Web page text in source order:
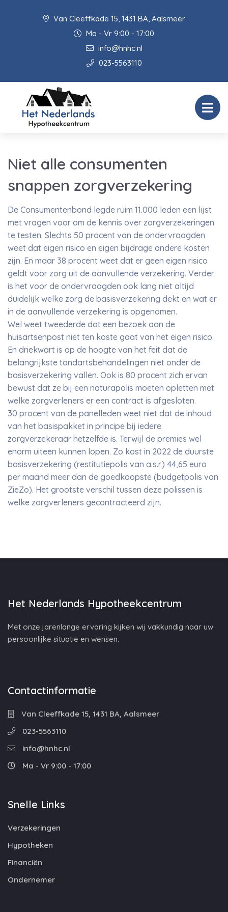
Van Cleeffkade 15, 1431 BA, Aalsmeer
Ma - Vr 9:00 - 17:00
info@hnhc.nl
023-5563110
Niet alle consumenten
snappen zorgverzekering
De Consumentenbond legde ruim 11.000 leden een lijst
met vragen voor om de kennis over zorgverzekeringen
te testen. Slechts 50 procent van de ondervraagden
weet dat eigen risico en eigen bijdrage andere kosten
zijn. En maar 38 procent weet dat er geen eigen risico
geldt voor zorg uit de aanvullende verzekering. Verder
is het voor de ondervraagden ook lang niet altijd
duidelijk welke zorg de basisverzekering dekt en wat er
in de aanvullende verzekering is opgenomen.
Wel weet tweederde dat een bezoek aan de
huisartsenpost niet ten koste gaat van het eigen risico.
En driekwart is op de hoogte van het feit dat de
belangrijkste tandartsbehandelingen niet onder de
basisverzekering vallen. Ook is 80 procent zich ervan
bewust dat ze bij een naturapolis moeten opletten met
welke zorgverleners er een contract is afgesloten.
30 procent van de panelleden weet niet dat de inhoud
van het basispakket in principe bij iedere
zorgverzekeraar hetzelfde is. Terwijl de premies wel
enorm uiteen kunnen lopen. Zo kost in 2022 de duurste
basisverzekering (restitutiepolis van a.s.r.) 44,65 euro
per maand meer dan de goedkoopste (budgetpolis van
ZieZo). Het grootste verschil tussen deze polissen is
welke zorgverleners gecontracteerd zijn.
Het Nederlands Hypotheekcentrum
Met onze jarenlange ervaring kijken wij vakkundig naar uw
persoonlijke situatie en wensen.
Contactinformatie
Van Cleeffkade 15, 1431 BA, Aalsmeer
023-5563110
info@hnhc.nl
Ma - Vr 9:00 - 17:00
Snelle Links
Verzekeringen
Hypotheken
Financiën
Ondernemer